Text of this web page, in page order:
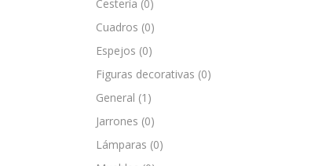
Cestería (0)
Cuadros (0)
Espejos (0)
Figuras decorativas (0)
General (1)
Jarrones (0)
Lámparas (0)